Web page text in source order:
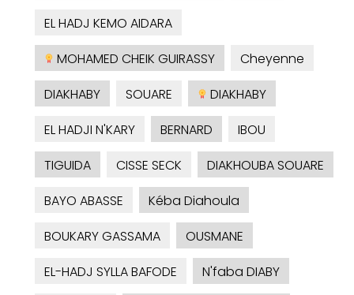
EL HADJ KEMO AIDARA
MOHAMED CHEIK GUIRASSY
Cheyenne
DIAKHABY
SOUARE
DIAKHABY
EL HADJI N'KARY
BERNARD
IBOU
TIGUIDA
CISSE SECK
DIAKHOUBA SOUARE
BAYO ABASSE
Kéba Diahoula
BOUKARY GASSAMA
OUSMANE
EL-HADJ SYLLA BAFODE
N'faba DIABY